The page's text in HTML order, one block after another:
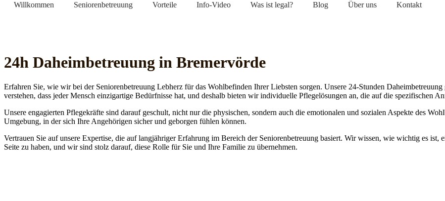
Willkommen Seniorenbetreuung Vorteile Info-Video Was ist legal? Blog Über uns Kontakt
24h Daheim­betreuung in Bremervörde
Erfahren Sie, wie wir bei der Seniorenbetreuung Lebherz für das Wohlbefinden Ihrer Liebsten sorgen. Unsere 24-Stunden
verstehen, dass jeder Mensch einzigartige Bedürfnisse hat, und deshalb bieten wir individuelle Pflegelösungen an, die auf die spezifischen
Unsere engagierten Pflegekräfte sind darauf geschult, nicht nur die physischen, sondern auch die emotionalen und sozialen Aspekte des
Umgebung, in der sich Ihre Angehörigen sicher und geborgen fühlen können.
Vertrauen Sie auf unsere Expertise, die auf langjähriger Erfahrung im Bereich der Seniorenbetreuung basiert. Wir wissen, wie wichtig es
Seite zu haben, und wir sind stolz darauf, diese Rolle für Sie und Ihre Familie zu übernehmen.